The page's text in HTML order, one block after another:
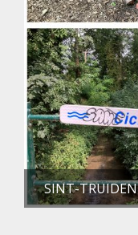
SINT-TRUIDEN